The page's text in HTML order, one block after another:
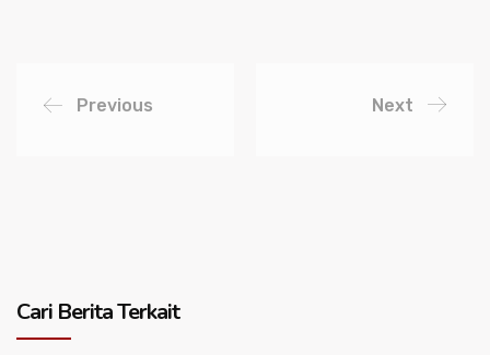
Previous Next
Cari Berita Terkait